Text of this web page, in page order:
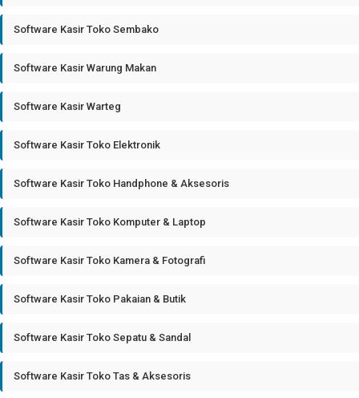
Software Kasir Toko Sembako
Software Kasir Warung Makan
Software Kasir Warteg
Software Kasir Toko Elektronik
Software Kasir Toko Handphone & Aksesoris
Software Kasir Toko Komputer & Laptop
Software Kasir Toko Kamera & Fotografi
Software Kasir Toko Pakaian & Butik
Software Kasir Toko Sepatu & Sandal
Software Kasir Toko Tas & Aksesoris